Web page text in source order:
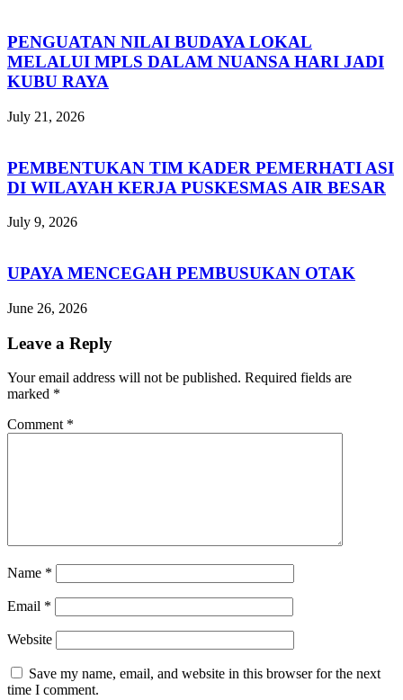
PENGUATAN NILAI BUDAYA LOKAL
MELALUI MPLS DALAM NUANSA HARI JADI
KUBU RAYA
July 21, 2026
PEMBENTUKAN TIM KADER PEMERHATI ASI
DI WILAYAH KERJA PUSKESMAS AIR BESAR
July 9, 2026
UPAYA MENCEGAH PEMBUSUKAN OTAK
June 26, 2026
Leave a Reply
Your email address will not be published. Required fields are
marked *
Comment *
Name *
Email *
Website
Save my name, email, and website in this browser for the next
time I comment.